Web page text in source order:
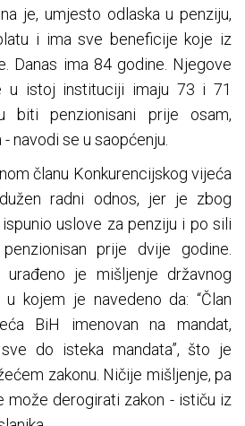
je, umjesto odlaska u penziju,
i ima sve beneficije koje iz
Danas ima 84 godine. Njegove
u istoj instituciji imaju 73 i 71
biti penzionisani prije osam,
navodi se u saopćenju.
članu Konkurencijskog vijeća
radni odnos, jer je zbog
uslove za penziju i po sili
prije dvije godine.
je mišljenje državnog
kojem je navedeno da: “Član
BiH imenovan na mandat,
do isteka mandata”, što je
zakonu. Ničije mišljenje, pa
može derogirati zakon - ističu iz